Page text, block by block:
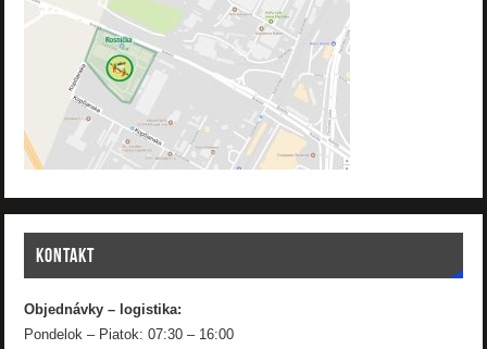
KONTAKT
Objednávky – logistika:
Pondelok – Piatok: 07:30 – 16:00